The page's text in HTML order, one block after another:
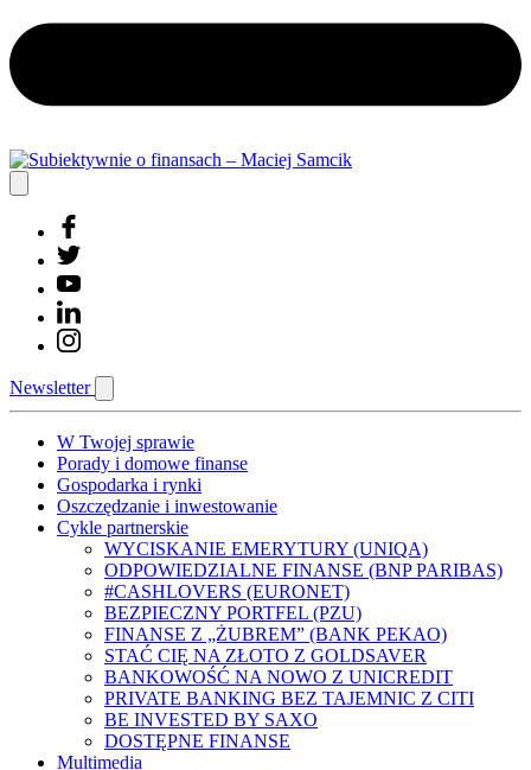
Newsletter
W Twojej sprawie
Porady i domowe finanse
Gospodarka i rynki
Oszczędzanie i inwestowanie
Cykle partnerskie
WYCISKANIE EMERYTURY (UNIQA)
ODPOWIEDZIALNE FINANSE (BNP PARIBAS)
#CASHLOVERS (EURONET)
BEZPIECZNY PORTFEL (PZU)
FINANSE Z „ŻUBREM” (BANK PEKAO)
STAĆ CIĘ NA ZŁOTO Z GOLDSAVER
BANKOWOŚĆ NA NOWO Z UNICREDIT
PRIVATE BANKING BEZ TAJEMNIC Z CITI
BE INVESTED BY SAXO
DOSTĘPNE FINANSE
Multimedia